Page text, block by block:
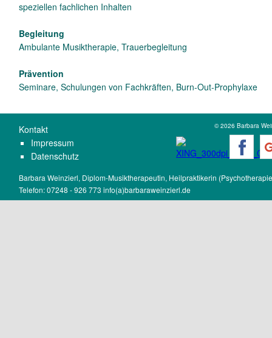
speziellen fachlichen Inhalten
Begleitung
Ambulante Musiktherapie, Trauerbegleitung
Prävention
Seminare, Schulungen von Fachkräften, Burn-Out-Prophylaxe
Kontakt
Impressum
Datenschutz
© 2026 Barbara
Barbara Weinzierl, Diplom-Musiktherapeutin, Heilpraktikerin
Telefon: 07248 - 926 773 info(a)barbaraweinzierl.de